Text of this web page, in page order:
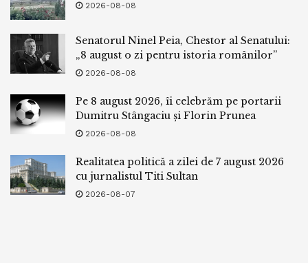
2026-08-08
Senatorul Ninel Peia, Chestor al Senatului:
„8 august o zi pentru istoria românilor”
2026-08-08
Pe 8 august 2026, îi celebrăm pe portarii
Dumitru Stângaciu și Florin Prunea
2026-08-08
Realitatea politică a zilei de 7 august 2026
cu jurnalistul Titi Sultan
2026-08-07